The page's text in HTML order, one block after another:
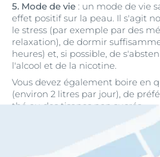
5. Mode de vie : un mode de vie
effet positif sur la peau. Il s'agit
le stress (par exemple par des
relaxation), de dormir
heures) et, si possible, de
l'alcool et de la nicotine.
Vous devez également boire en
(environ 2 litres par jour), de
thé ou des tisanes non sucrés.